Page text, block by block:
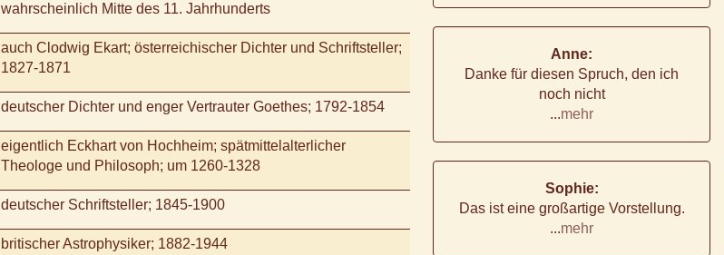
wahrscheinlich Mitte des 11. Jahrhunderts
auch Clodwig Ekart; österreichischer Dichter und Schriftsteller;
1827-1871
deutscher Dichter und enger Vertrauter Goethes; 1792-1854
eigentlich Eckhart von Hochheim; spätmittelalterlicher
Theologe und Philosoph; um 1260-1328
deutscher Schriftsteller; 1845-1900
britischer Astrophysiker; 1882-1944
Anne:
Danke für diesen Spruch, den ich
noch nicht
...mehr
Sophie:
Das ist eine großartige Vorstellung.
...mehr